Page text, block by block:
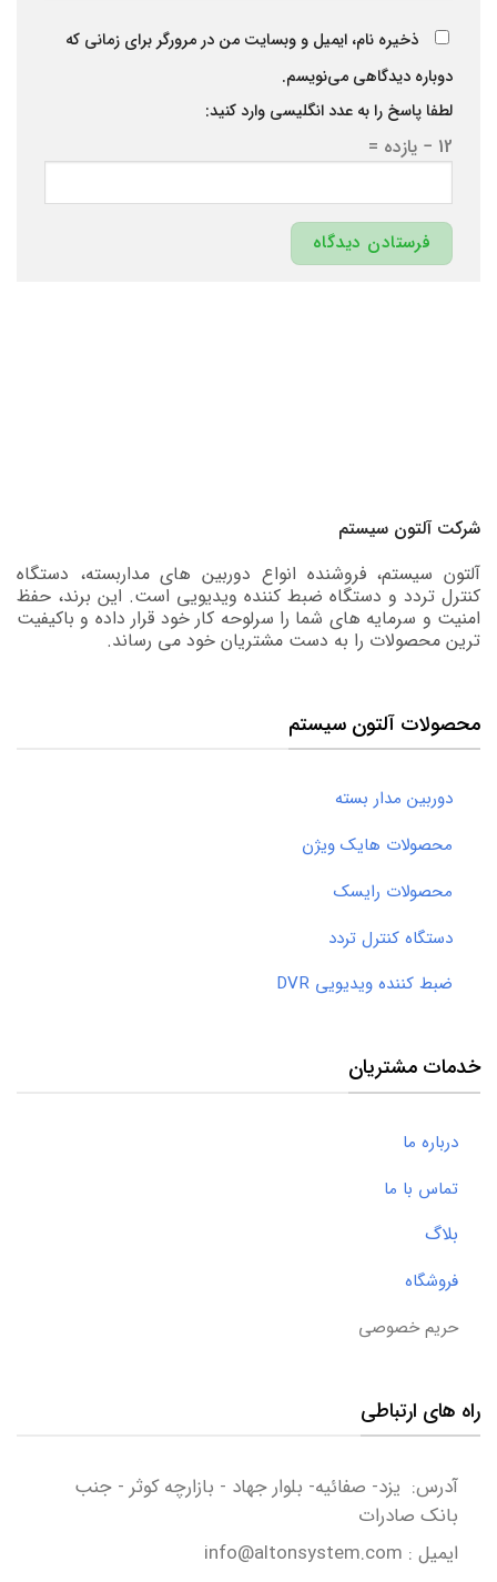
ذخیره نام، ایمیل و وبسایت من در مرورگر برای زمانی که
دوباره دیدگاهی می‌نویسم.
لطفا پاسخ را به عدد انگلیسی وارد کنید:
12 − یازده =
شرکت آلتون سیستم
آلتون سیستم، فروشنده انواع دوربین های مداربسته، دستگاه
کنترل تردد و دستگاه ضبط کننده ویدیویی است. این برند، حفظ
امنیت و سرمایه های شما را سرلوحه کار خود قرار داده و باکیفیت
ترین محصولات را به دست مشتریان خود می رساند.
محصولات آلتون سیستم
دوربین مدار بسته
محصولات هایک ویژن
محصولات رایسک
دستگاه کنترل تردد
ضبط کننده ویدیویی DVR
خدمات مشتریان
درباره ما
تماس با ما
بلاگ
فروشگاه
حریم خصوصی
راه های ارتباطی
آدرس: یزد- صفائیه- بلوار جهاد - بازارچه کوثر - جنب
بانک صادرات
ایمیل : info@altonsystem.com